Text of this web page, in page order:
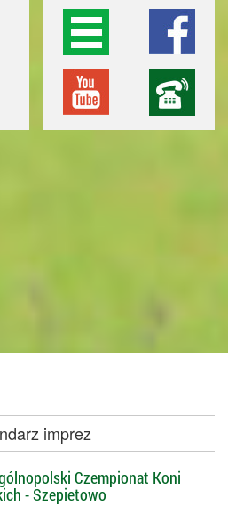
imprez
Czempionat Koni
- Szepietowo